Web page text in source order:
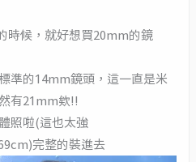
時候，就好想買20mm的鏡
準的14mm鏡頭，這一直是米
有21mm欸!!
照啦(這也太強
完整的裝進去